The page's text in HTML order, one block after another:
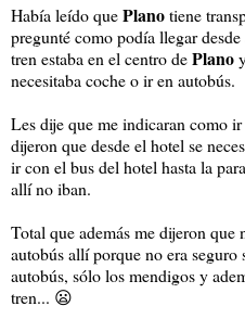
Había leído quePlanotiene
pregunté como podía llegar
tren estaba en el centro dePlano
necesitaba coche o ir en autobús.
Les dije que me indicaran como
dijeron que desde el hotel se
ir con el bus del hotel hasta la
allí no iban.
Total que además me dijeron que
autobús allí porque no era seguro
autobús, sólo los mendigos y
tren... 😦